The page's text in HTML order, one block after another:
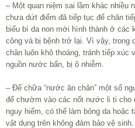
– Một quan niệm sai lầm khác nhiều
chưa dứt điểm đã tiếp tục để chân
biểu bì da non mới hình thành ở các
công và bị bệnh trở lại. Vì vậy, trong
chân luôn khô thoáng, tránh tiếp
nguồn nước bẩn, bị ô nhiễm.
– Để chữa “nước ăn chân” một số
để chườm vào các nốt nước li ti cho
nguy hiểm, có thể làm bỏng da hoặc
vật dụng trên không đảm bảo vệ sinh.